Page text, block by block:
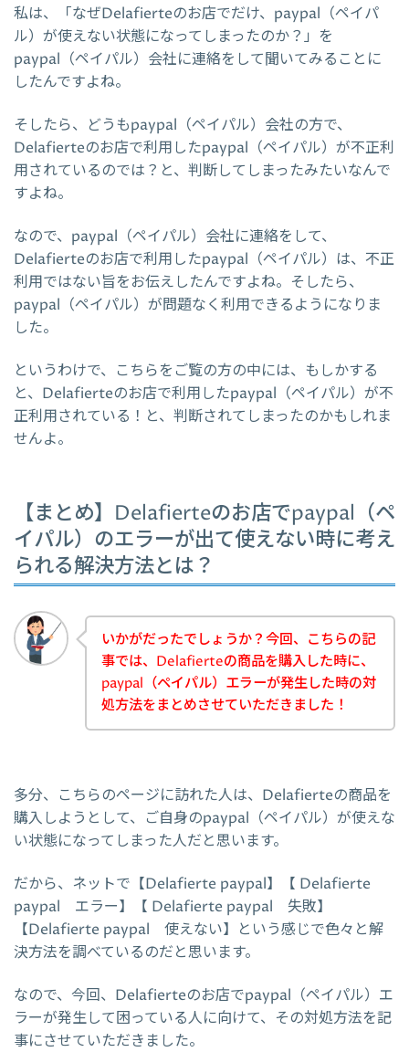
私は、「なぜDelafierteのお店でだけ、paypal（ペイパ
ル）が使えない状態になってしまったのか？」を
paypal（ペイパル）会社に連絡をして聞いてみることに
したんですよね。
そしたら、どうもpaypal（ペイパル）会社の方で、
Delafierteのお店で利用したpaypal（ペイパル）が不正利
用されているのでは？と、判断してしまったみたいなんで
すよね。
なので、paypal（ペイパル）会社に連絡をして、
Delafierteのお店で利用したpaypal（ペイパル）は、不正
利用ではない旨をお伝えしたんですよね。そしたら、
paypal（ペイパル）が問題なく利用できるようになりま
した。
というわけで、こちらをご覧の方の中には、もしかする
と、Delafierteのお店で利用したpaypal（ペイパル）が不
正利用されている！と、判断されてしまったのかもしれま
せんよ。
【まとめ】Delafierteのお店でpaypal（ペ
イパル）のエラーが出て使えない時に考え
られる解決方法とは？
いかがだったでしょうか？今回、こちらの記
事では、Delafierteの商品を購入した時に、
paypal（ペイパル）エラーが発生した時の対
処方法をまとめさせていただきました！
多分、こちらのページに訪れた人は、Delafierteの商品を
購入しようとして、ご自身のpaypal（ペイパル）が使えな
い状態になってしまった人だと思います。
だから、ネットで【Delafierte paypal】【 Delafierte
paypal エラー】【 Delafierte paypal 失敗】
【Delafierte paypal 使えない】という感じで色々と解
決方法を調べているのだと思います。
なので、今回、Delafierteのお店でpaypal（ペイパル）エ
ラーが発生して困っている人に向けて、その対処方法を記
事にさせていただきました。